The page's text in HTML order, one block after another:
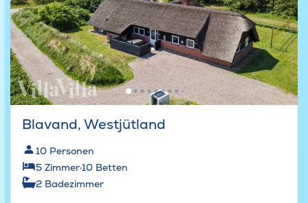
Blavand, Westjütland
10 Personen
5 Zimmer·10 Betten
2 Badezimmer